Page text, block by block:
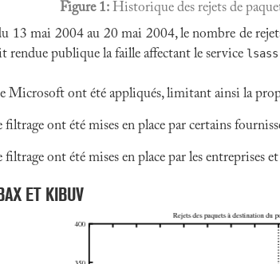
Figure 1:Historique des rejets de
13 mai 2004 au 20 mai 2004, le nombre de
rendue publique la faille affectant le service lsass
Microsoft ont été appliqués, limitant ainsi la
filtrage ont été mises en place par certains
filtrage ont été mises en place par les entreprises
ET KIBUV